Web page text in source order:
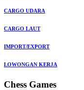
CARGO UDARA
CARGO LAUT
IMPORT/EXPORT
LOWONGAN KERJA
Chess Games